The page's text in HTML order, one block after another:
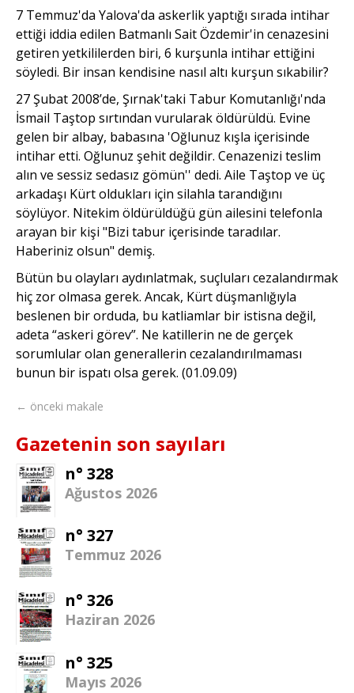
7 Temmuz'da Yalova'da askerlik yaptığı sırada intihar
ettiği iddia edilen Batmanlı Sait Özdemir'in cenazesini
getiren yetkililerden biri, 6 kurşunla intihar ettiğini
söyledi. Bir insan kendisine nasıl altı kurşun sıkabilir?
27 Şubat 2008’de, Şırnak'taki Tabur Komutanlığı'nda
İsmail Taştop sırtından vurularak öldürüldü. Evine
gelen bir albay, babasına 'Oğlunuz kışla içerisinde
intihar etti. Oğlunuz şehit değildir. Cenazenizi teslim
alın ve sessiz sedasız gömün'' dedi. Aile Taştop ve üç
arkadaşı Kürt oldukları için silahla tarandığını
söylüyor. Nitekim öldürüldüğü gün ailesini telefonla
arayan bir kişi "Bizi tabur içerisinde taradılar.
Haberiniz olsun" demiş.
Bütün bu olayları aydınlatmak, suçluları cezalandırmak
hiç zor olmasa gerek. Ancak, Kürt düşmanlığıyla
beslenen bir orduda, bu katliamlar bir istisna değil,
adeta “askeri görev”. Ne katillerin ne de gerçek
sorumlular olan generallerin cezalandırılmaması
bunun bir ispatı olsa gerek. (01.09.09)
← önceki makale
Gazetenin son sayıları
n° 328
Ağustos 2026
n° 327
Temmuz 2026
n° 326
Haziran 2026
n° 325
Mayıs 2026